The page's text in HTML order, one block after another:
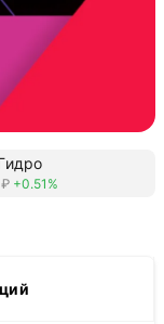
+0.51%